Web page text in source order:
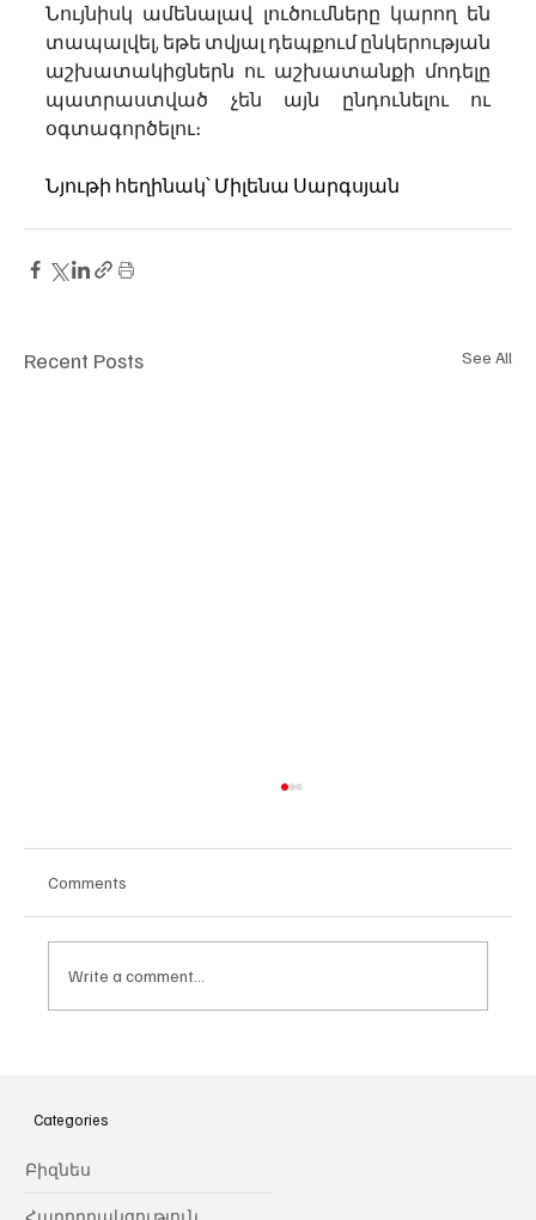
Նույնիսկ ամենալավ լուծումները կարող են
տապալվել, եթե տվյալ դեպքում ընկերության
աշխատակիցներն ու աշխատանքի մոդելը
պատրաստված չեն այն ընդունելու ու
օգտագործելու։
Նյութի հեղինակ՝ Միլենա Սարգսյան
Recent Posts See All
Comments
Write a comment...
Categories
Բիզնես